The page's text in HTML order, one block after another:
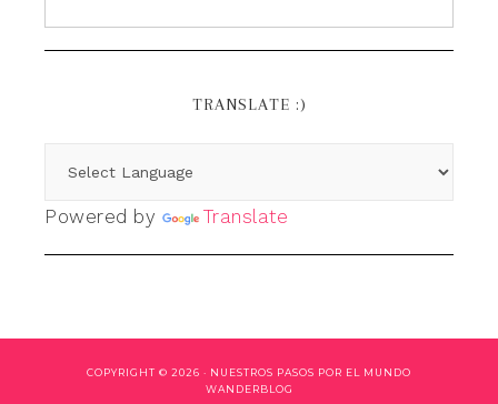
TRANSLATE :)
Powered by Translate
COPYRIGHT © 2026 · NUESTROS PASOS POR EL MUNDO
WANDERBLOG